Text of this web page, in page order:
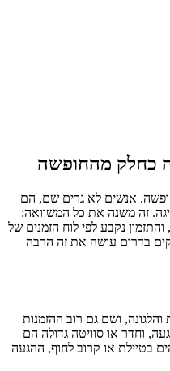
כחלק מהחופשה
אנשים לא גרים שם, הם
זה משנה את כל המשוואה:
נקבע לפי לוח הזמנים של
בדרום עושה את זה הרבה
והלגונה, ושם גם רוב ההזמנות
וחדר או סוויטה גדולה הם
בטיילת או קרוב לחוף, ההגעה